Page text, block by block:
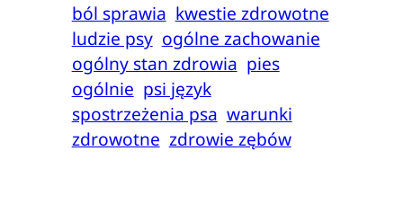
ból sprawia kwestie zdrowotne
ludzie psy ogólne zachowanie
ogólny stan zdrowia pies
ogólnie psi język
spostrzeżenia psa warunki
zdrowotne zdrowie zębów